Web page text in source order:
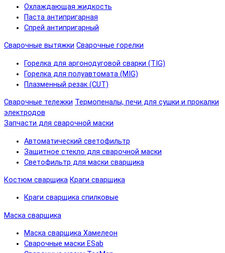
Охлаждающая жидкость
Паста антипригарная
Спрей антипригарный
Сварочные вытяжки Сварочные горелки
Горелка для аргонодуговой сварки (TIG)
Горелка для полуавтомата (MIG)
Плазменный резак (CUT)
Сварочные тележки Термопеналы, печи для сушки и прокалки
электродов
Запчасти для сварочной маски
Автоматический светофильтр
Защитное стекло для сварочной маски
Светофильтр для маски сварщика
Костюм сварщика Краги сварщика
Краги сварщика спилковые
Маска сварщика
Маска сварщика Хамелеон
Сварочные маски ESab